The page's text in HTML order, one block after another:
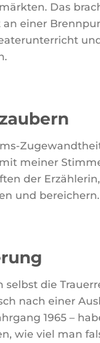
Das
einer
meiner
der
und bereichern.
die
nach einer
1965 –
wie viel man